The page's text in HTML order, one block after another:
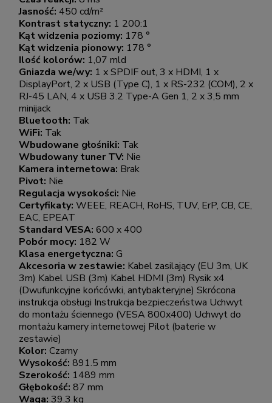
Jasność: 450 cd/m²
Kontrast statyczny: 1 200:1
Kąt widzenia poziomy: 178 °
Kąt widzenia pionowy: 178 °
Ilość kolorów: 1,07 mld
Gniazda we/wy: 1 x SPDIF out, 3 x HDMI, 1 x
DisplayPort, 2 x USB (Type C), 1 x RS-232 (COM), 2 x
RJ-45 LAN, 4 x USB 3.2 Type-A Gen 1, 2 x 3,5 mm
minijack
Bluetooth: Tak
WiFi: Tak
Wbudowane głośniki: Tak
Wbudowany tuner TV: Nie
Kamera internetowa: Brak
Pivot: Nie
Regulacja wysokości: Nie
Certyfikaty: WEEE, REACH, RoHS, TUV, ErP, CB, CE,
EAC, EPEAT
Standard VESA: 600 x 400
Pobór mocy: 182 W
Klasa energetyczna: G
Akcesoria w zestawie: Kabel zasilający (EU 3m, UK
3m) Kabel USB (3m) Kabel HDMI (3m) Rysik x4
(Dwufunkcyjne końcówki, antybakteryjne) Skrócona
instrukcja obsługi Instrukcja bezpieczeństwa Uchwyt
do montażu ściennego (VESA 800x400) Uchwyt do
montażu kamery internetowej Pilot (baterie w
zestawie)
Kolor: Czarny
Wysokość: 891.5 mm
Szerokość: 1489 mm
Głębokość: 87 mm
Waga: 39.3 kg